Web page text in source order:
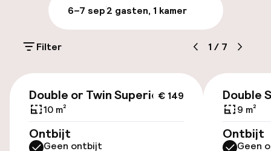
Parkeren & mobiliteit
(buiten)
DKK 210,00 per dag
6–7 sep2 gasten, 1 kamer
Filter 1 / 7
€ 149
Double or Twin Superior
10 m²
Ontbijt
Geen ontbijt
Double
9 m²
Ontbijt
Geen